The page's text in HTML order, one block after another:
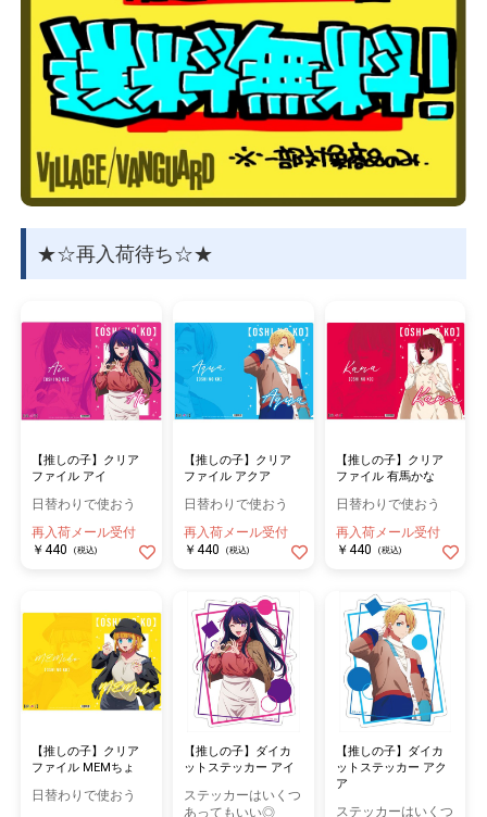
★☆再入荷待ち☆★
【推しの子】クリア
ファイル アイ
日替わりで使おう
再入荷メール受付
￥440
(税込)
【推しの子】クリア
ファイル アクア
日替わりで使おう
再入荷メール受付
￥440
(税込)
【推しの子】クリア
ファイル 有馬かな
日替わりで使おう
再入荷メール受付
￥440
(税込)
【推しの子】クリア
ファイル MEMちょ
日替わりで使おう
【推しの子】ダイカ
ットステッカー アイ
ステッカーはいくつ
あってもいい◎
【推しの子】ダイカ
ットステッカー アク
ア
ステッカーはいくつ